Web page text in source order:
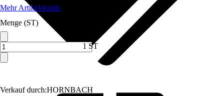
Verkauf durch:HORNBACH
Mehr Artikeldetails
Menge (ST)
1 ST